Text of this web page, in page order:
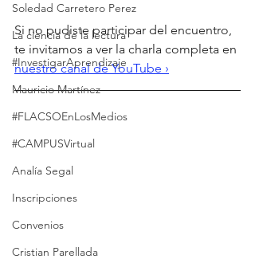
Soledad Carretero Perez
La ciencia de la lectura
#InvestigarAprendizaje
Mauricio Martínez
#FLACSOEnLosMedios
#CAMPUSVirtual
Analía Segal
Inscripciones
Convenios
Cristian Parellada
⠀
Si no pudiste participar del encuentro,
te invitamos a ver la charla completa en
nuestro canal de YouTube ›